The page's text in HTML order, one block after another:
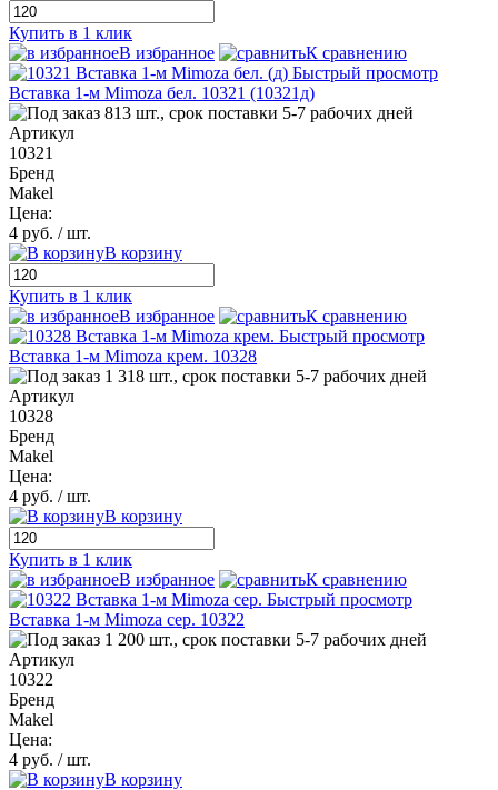
Купить в 1 клик
В избранное
К сравнению
Быстрый просмотр
Вставка 1-м Mimoza бел. 10321 (10321д)
813 шт., срок поставки 5-7 рабочих дней
Артикул
10321
Бренд
Makel
Цена:
4 руб. / шт.
В корзину
Купить в 1 клик
В избранное
К сравнению
Быстрый просмотр
Вставка 1-м Mimoza крем. 10328
1 318 шт., срок поставки 5-7 рабочих дней
Артикул
10328
Бренд
Makel
Цена:
4 руб. / шт.
В корзину
Купить в 1 клик
В избранное
К сравнению
Быстрый просмотр
Вставка 1-м Mimoza сер. 10322
1 200 шт., срок поставки 5-7 рабочих дней
Артикул
10322
Бренд
Makel
Цена:
4 руб. / шт.
В корзину